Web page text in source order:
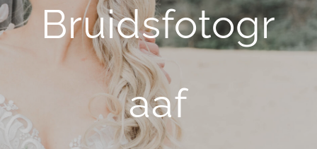
Bruidsfotogr
aaf